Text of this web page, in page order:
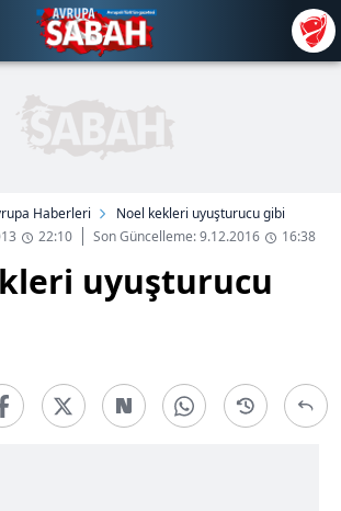
Haberleri
Noel kekleri uyuşturucu gibi
22:10 Son Güncelleme: 9.12.2016 16:38
uyuşturucu